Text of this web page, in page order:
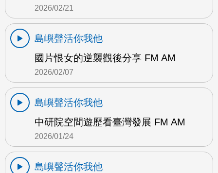
2026/02/21
島嶼聲活你我他
國片恨女的逆襲觀後分享 FM AM
2026/02/07
島嶼聲活你我他
中研院空間遊歷看臺灣發展 FM AM
2026/01/24
島嶼聲活你我他